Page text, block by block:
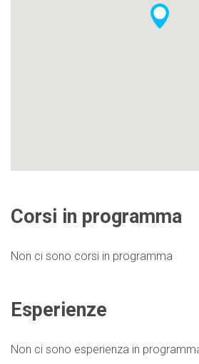
Corsi in programma
Non ci sono corsi in programma
Esperienze
Non ci sono esperienza in